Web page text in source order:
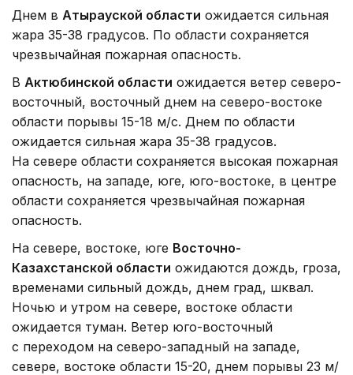
Днем в Атырауской области ожидается сильная
жара 35-38 градусов. По области сохраняется
чрезвычайная пожарная опасность.
В Актюбинской области ожидается ветер северо-
восточный, восточный днем на северо-востоке
области порывы 15-18 м/с. Днем по области
ожидается сильная жара 35-38 градусов.
На севере области сохраняется высокая пожарная
опасность, на западе, юге, юго-востоке, в центре
области сохраняется чрезвычайная пожарная
опасность.
На севере, востоке, юге Восточно-
Казахстанской области ожидаются дождь, гроза,
временами сильный дождь, днем град, шквал.
Ночью и утром на севере, востоке области
ожидается туман. Ветер юго-восточный
с переходом на северо-западный на западе,
севере, востоке области 15-20, днем порывы 23 м/